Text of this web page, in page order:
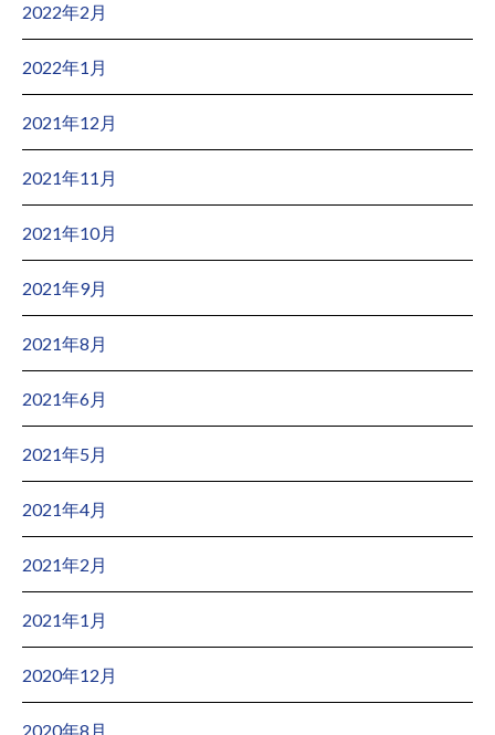
2022年2月
2022年1月
2021年12月
2021年11月
2021年10月
2021年9月
2021年8月
2021年6月
2021年5月
2021年4月
2021年2月
2021年1月
2020年12月
2020年8月